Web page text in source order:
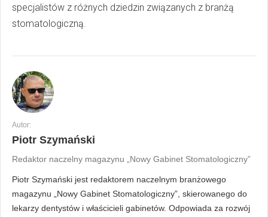
specjalistów z różnych dziedzin związanych z branżą
stomatologiczną.
Autor:
Piotr Szymański
Redaktor naczelny magazynu „Nowy Gabinet Stomatologiczny”
Piotr Szymański jest redaktorem naczelnym branżowego
magazynu „Nowy Gabinet Stomatologiczny”, skierowanego do
lekarzy dentystów i właścicieli gabinetów. Odpowiada za rozwój